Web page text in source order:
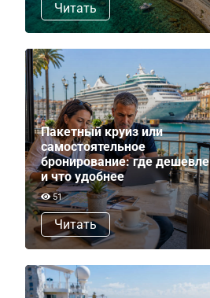
Читать
Пакетный круиз или
самостоятельное
бронирование: где дешевле
и что удобнее
51
Читать